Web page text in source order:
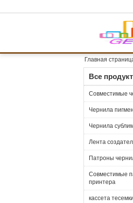
Главная
Все
Совместимые
Чернила
Чернила
Лента
Патроны
Совместимые
принтера
кассета тесемки